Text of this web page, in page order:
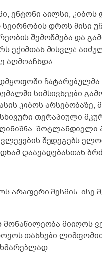
ენტონი აილსი, კიბოს
დროს მისი
შემოწმება და
ექიმთან მისვლა
აღმოაჩნდა.
ჩატარებულმა
სიმსივნეები
კიბოს არსებობაზე,
თერაპიული
შოტლანდიელი
შედეგებს
დაავადებასთან
არაფერი მესმის.
მონაწილეობა მიიღოს
თანხები